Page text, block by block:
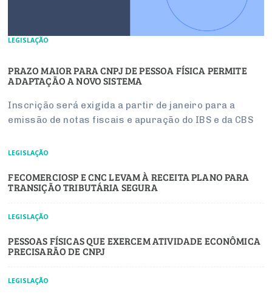
LEGISLAÇÃO
PRAZO MAIOR PARA CNPJ DE PESSOA FÍSICA PERMITE
ADAPTAÇÃO A NOVO SISTEMA
Inscrição será exigida a partir de janeiro para a
emissão de notas fiscais e apuração do IBS e da CBS
LEGISLAÇÃO
FECOMERCIOSP E CNC LEVAM À RECEITA PLANO PARA
TRANSIÇÃO TRIBUTÁRIA SEGURA
LEGISLAÇÃO
PESSOAS FÍSICAS QUE EXERCEM ATIVIDADE ECONÔMICA
PRECISARÃO DE CNPJ
LEGISLAÇÃO